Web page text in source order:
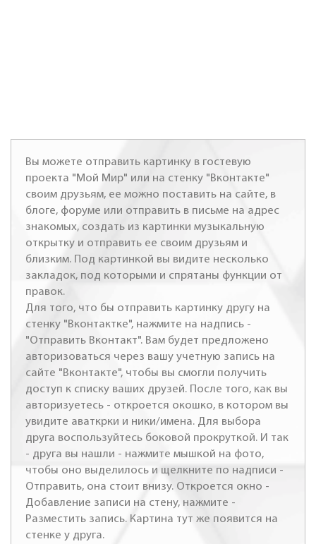
Вы можете отправить картинку в гостевую
проекта "Мой Мир" или на стенку "Вконтакте"
своим друзьям, ее можно поставить на сайте, в
блоге, форуме или отправить в письме на адрес
знакомых, создать из картинки музыкальную
открытку и отправить ее своим друзьям и
близким. Под картинкой вы видите несколько
закладок, под которыми и спрятаны функции от
правок.
Для того, что бы отправить картинку другу на
стенку "Вконтактке", нажмите на надпись -
"Отправить Вконтакт". Вам будет предложено
авторизоваться через вашу учетную запись на
сайте "Вконтакте", чтобы вы смогли получить
доступ к списку ваших друзей. После того, как вы
авторизуетесь - откроется окошко, в котором вы
увидите аваткрки и ники/имена. Для выбора
друга воспользуйтесь боковой прокруткой. И так
- друга вы нашли - нажмите мышкой на фото,
чтобы оно выделилось и щелкните по надписи -
Отправить, она стоит внизу. Откроется окно -
Добавление записи на стену, нажмите -
Разместить запись. Картина тут же появится на
стенке у друга.